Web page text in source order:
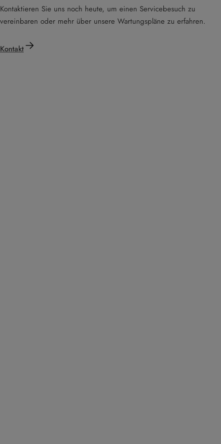
Kontaktieren Sie uns noch heute, um einen Servicebesuch zu
vereinbaren oder mehr über unsere Wartungspläne zu erfahren.
Kontakt